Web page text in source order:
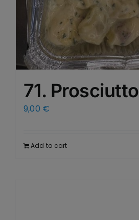
71. Prosciutto
9,00 €
Add to cart